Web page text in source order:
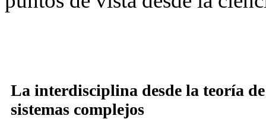
La interdisciplina desde la teoría
sistemas complejos